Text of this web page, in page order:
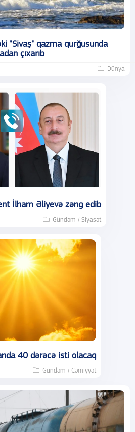
"Sivaş" qazma qurğusunda
çıxarıb
Dünya
İlham Əliyevə zəng edib
Gündəm / Siyasət
40 dərəcə isti olacaq
Gündəm / Cəmiyyət